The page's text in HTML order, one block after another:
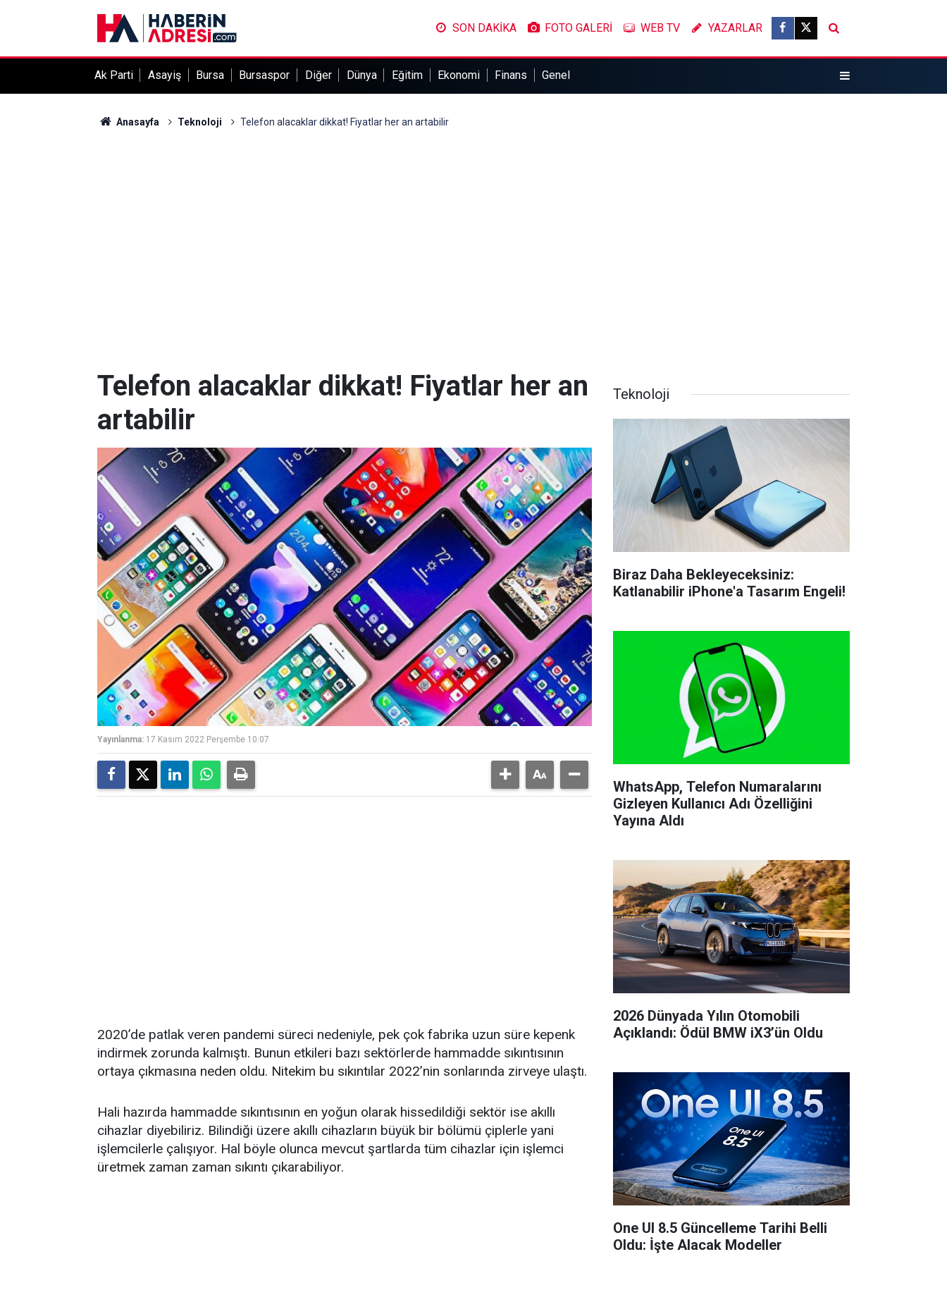
SON DAKİKA FOTO GALERİ WEB TV YAZARLAR
Ak Parti Asayiş Bursa Bursaspor Diğer Dünya Eğitim Ekonomi Finans Genel
Anasayfa Teknoloji Telefon alacaklar dikkat! Fiyatlar her an artabilir
Telefon alacaklar dikkat! Fiyatlar her an
artabilir
Yayınlanma: 17 Kasım 2022 Perşembe 10:07
2020’de patlak veren pandemi süreci nedeniyle, pek çok fabrika uzun süre kepenk
indirmek zorunda kalmıştı. Bunun etkileri bazı sektörlerde hammadde sıkıntısının
ortaya çıkmasına neden oldu. Nitekim bu sıkıntılar 2022’nin sonlarında zirveye ulaştı.
Hali hazırda hammadde sıkıntısının en yoğun olarak hissedildiği sektör ise akıllı
cihazlar diyebiliriz. Bilindiği üzere akıllı cihazların büyük bir bölümü çiplerle yani
işlemcilerle çalışıyor. Hal böyle olunca mevcut şartlarda tüm cihazlar için işlemci
üretmek zaman zaman sıkıntı çıkarabiliyor.
Teknoloji
Biraz Daha Bekleyeceksiniz:
Katlanabilir iPhone'a Tasarım Engeli!
WhatsApp, Telefon Numaralarını
Gizleyen Kullanıcı Adı Özelliğini
Yayına Aldı
2026 Dünyada Yılın Otomobili
Açıklandı: Ödül BMW iX3’ün Oldu
One UI 8.5 Güncelleme Tarihi Belli
Oldu: İşte Alacak Modeller